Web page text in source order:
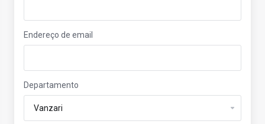
Endereço de email
Departamento